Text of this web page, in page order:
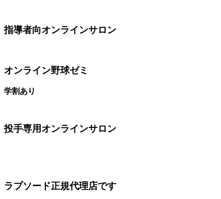
指導者向オンラインサロン
オンライン野球ゼミ
学割あり
投手専用オンラインサロン
ラプソード正規代理店です